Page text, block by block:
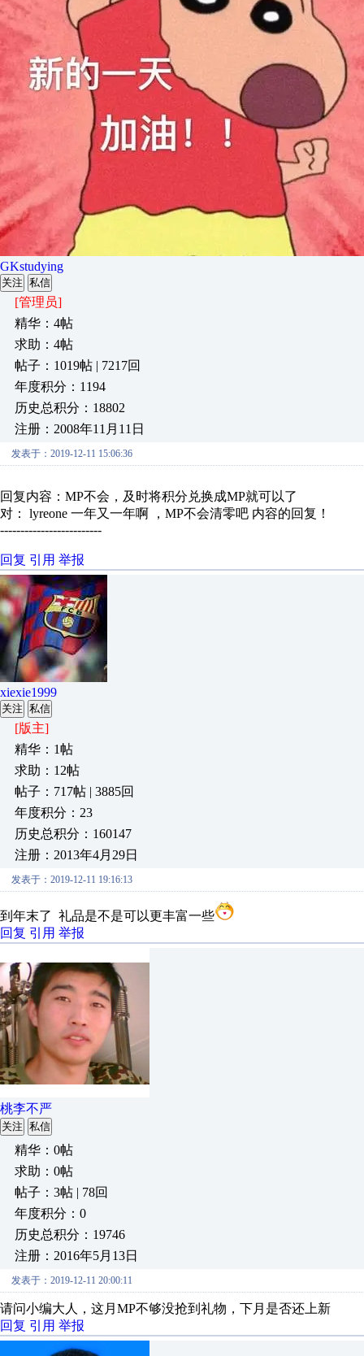
GKstudying
关注 私信
[管理员]
精华：4帖
求助：4帖
帖子：1019帖 | 7217回
年度积分：1194
历史总积分：18802
注册：2008年11月11日
发表于：2019-12-11 15:06:36
回复内容：MP不会，及时将积分兑换成MP就可以了
对： lyreone 一年又一年啊 ，MP不会清零吧 内容的回复！
-------------------------
回复 引用 举报
xiexie1999
关注 私信
[版主]
精华：1帖
求助：12帖
帖子：717帖 | 3885回
年度积分：23
历史总积分：160147
注册：2013年4月29日
发表于：2019-12-11 19:16:13
到年末了 礼品是不是可以更丰富一些
回复 引用 举报
桃李不严
关注 私信
精华：0帖
求助：0帖
帖子：3帖 | 78回
年度积分：0
历史总积分：19746
注册：2016年5月13日
发表于：2019-12-11 20:00:11
请问小编大人，这月MP不够没抢到礼物，下月是否还上新
回复 引用 举报